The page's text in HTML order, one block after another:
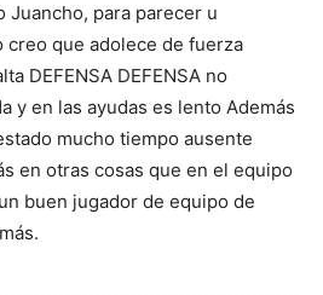
Juancho, para parecer u
creo que adolece de fuerza
DEFENSA DEFENSA no
y en las ayudas es lento Además
mucho tiempo ausente
en otras cosas que en el equipo
buen jugador de equipo de